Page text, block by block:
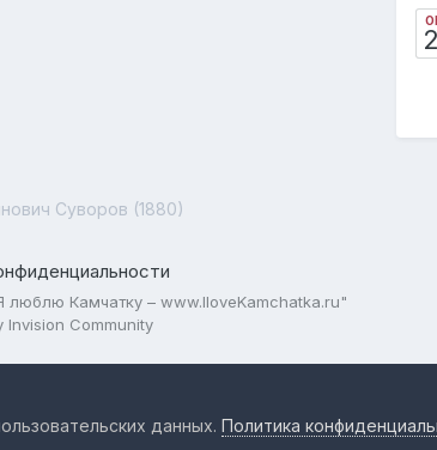
Суворов (1880)
люблю Камчатку – www.IloveKamchatka.ru"
Invision Community
данных. Политика